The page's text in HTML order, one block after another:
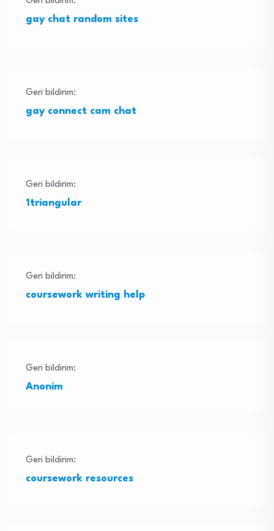
gay chat random sites
Geri bildirim:
gay connect cam chat
Geri bildirim:
1triangular
Geri bildirim:
coursework writing help
Geri bildirim:
Anonim
Geri bildirim:
coursework resources